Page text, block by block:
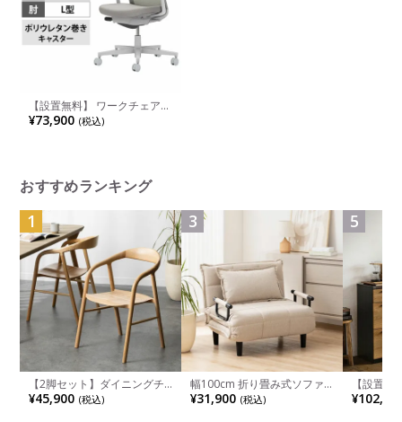
【設置無料】 ワークチェア
モネット Monet オフィスチ
ェア L字肘(固定肘) 樹脂脚 ウ
椅子
¥73,900 (税込)
おすすめランキング
1
【2脚セット】ダイニングチ
ェア 木製 LUGA 肘付き チェ
ア 天然木 リビング椅子 板座
¥45,900 (税込)
3
幅100cm 折り畳み式ソファ
ベッド コンパクト リクライ
ニング カウチスタイル 省ス
¥31,900 (税込)
5
【設置
チンカウ
板 引き出